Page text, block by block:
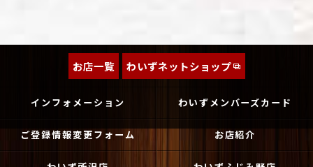
お店一覧 わいずネットショップ
インフォメーション わいずメンバーズカード
ご登録情報変更フォーム お店紹介